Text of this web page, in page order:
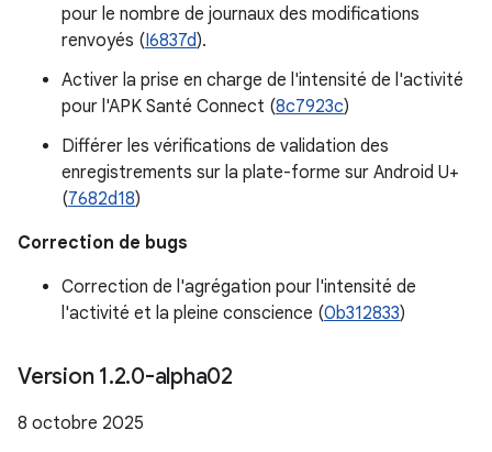
pour le nombre de journaux des modifications
renvoyés (I6837d).
Activer la prise en charge de l'intensité de l'activité
pour l'APK Santé Connect (8c7923c)
Différer les vérifications de validation des
enregistrements sur la plate-forme sur Android U+
(7682d18)
Correction de bugs
Correction de l'agrégation pour l'intensité de
l'activité et la pleine conscience (0b312833)
Version 1.2.0-alpha02
8 octobre 2025